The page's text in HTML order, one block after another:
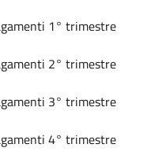
1° trimestre
2° trimestre
3° trimestre
4° trimestre